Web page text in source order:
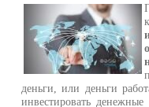
деньги, или деньги
инвестировать